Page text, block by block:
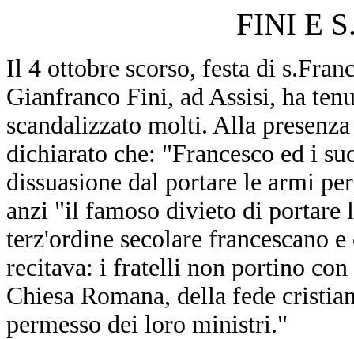
FINI E
Il 4 ottobre scorso, festa di
Gianfranco Fini, ad Assisi, ha
scandalizzato molti. Alla
dichiarato che: "Francesco ed i
dissuasione dal portare le armi
anzi "il famoso divieto di portare
terz'ordine secolare francescano
recitava: i fratelli non portino con
Chiesa Romana, della fede
permesso dei loro ministri."